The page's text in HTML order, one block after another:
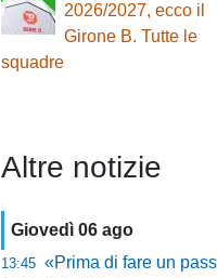
2026/2027, ecco il
Girone B. Tutte le
squadre
Altre notizie
Giovedì 06 ago
13:45 «Prima di fare un passo importante